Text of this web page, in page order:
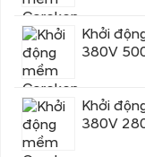
Khởi
380V
Khởi
380V